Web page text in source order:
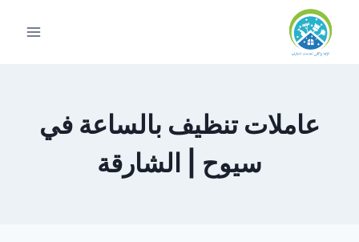
التجاوز
المحتوى
عاملات تنظيف بالساعة في
سيوح | الشارقة